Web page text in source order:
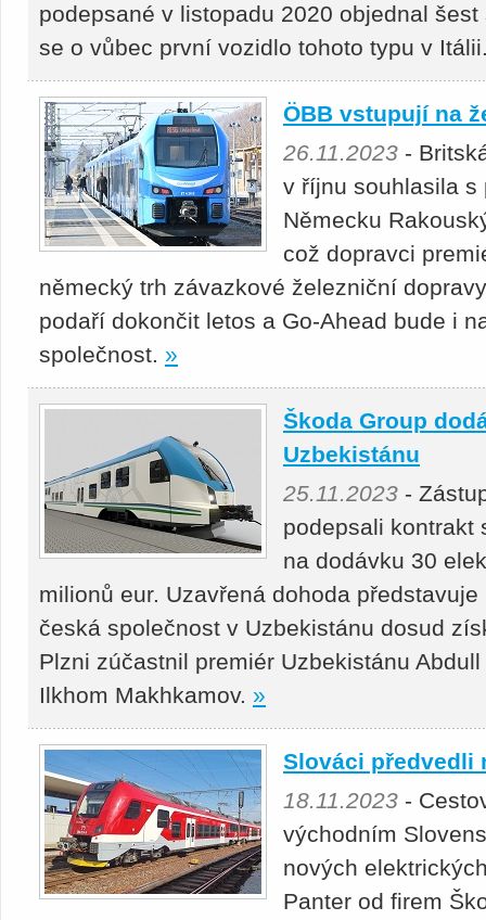
podepsané v listopadu 2020 objednal
se o vůbec první vozidlo tohoto typu v
ÖBB vstupují na
26.11.2023 -
v říjnu souhlasila s
Německu
což dopravci
německý trh závazkové železniční
podaří dokončit letos a Go-Ahead bude i
společnost. »
Škoda Group
Uzbekistánu
25.11.2023 -
podepsali kontrakt
na dodávku 30
milionů eur. Uzavřená dohoda
česká společnost v Uzbekistánu dosud
Plzni zúčastnil premiér Uzbe­kistánu
Ilkhom Makhkamov. »
Slováci předvedli
18.11.2023 -
východním
nových
Panter od firem